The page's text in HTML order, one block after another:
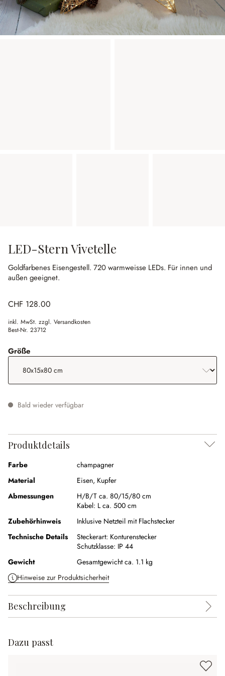
LED-Stern Vivetelle
Goldfarbenes Eisengestell. 720 warmweisse LEDs. Für innen und
außen geeignet.
CHF 128.00
inkl. MwSt. zzgl. Versandkosten
Best-Nr. 23712
Größe
Bald wieder verfügbar
Produktdetails
Farbe
champagner
Material
Eisen, Kupfer
Abmessungen
H/B/T ca. 80/15/80 cm
Kabel: L ca. 500 cm
Zubehörhinweis
Inklusive Netzteil mit Flachstecker
Technische Details
Steckerart: Konturenstecker
Schutzklasse: IP 44
Gewicht
Gesamtgewicht ca. 1.1 kg
Hinweise zur Produktsicherheit
Beschreibung
Dazu passt